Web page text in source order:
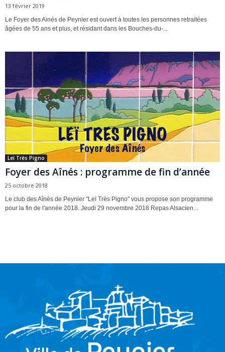
13 février 2019
Le Foyer des Ainés de Peynier est ouvert à toutes les personnes retraitées
âgées de 55 ans et plus, et résidant dans les Bouches-du-...
Leï Très Pigno
Foyer des Aînés : programme de fin d’année
25 octobre 2018
Le club des Aînés de Peynier "Leï Très Pigno" vous propose son programme
pour la fin de l'année 2018. Jeudi 29 novembre 2018 Repas Alsacien...